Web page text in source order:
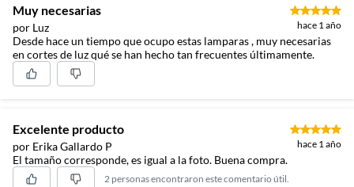
Muy necesarias
por Luz hace 1 año
Desde hace un tiempo que ocupo estas lamparas , muy necesarias
en cortes de luz qué se han hecho tan frecuentes últimamente.
Excelente producto
por Erika Gallardo P hace 1 año
El tamaño corresponde, es igual a la foto. Buena compra.
2 personas encontraron este comentario útil.